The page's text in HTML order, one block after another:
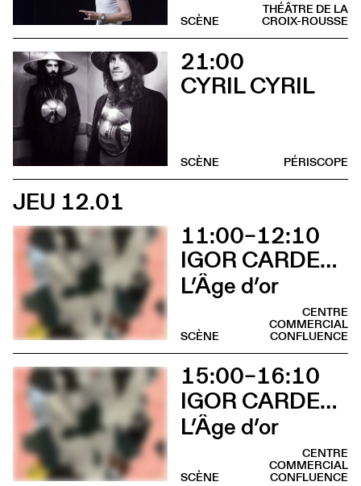
THÉÂTRE DE LA
CROIX-ROUSSE
SCÈNE
21:00
CYRIL CYRIL
PÉRISCOPE
SCÈNE
JEU 12.01
11:00–12:10
IGOR CARDELLINI & TOMAS GONZALEZ
L’Âge d’or
CENTRE
COMMERCIAL
CONFLUENCE
SCÈNE
15:00–16:10
IGOR CARDELLINI & TOMAS GONZALEZ
L’Âge d’or
CENTRE
COMMERCIAL
CONFLUENCE
SCÈNE